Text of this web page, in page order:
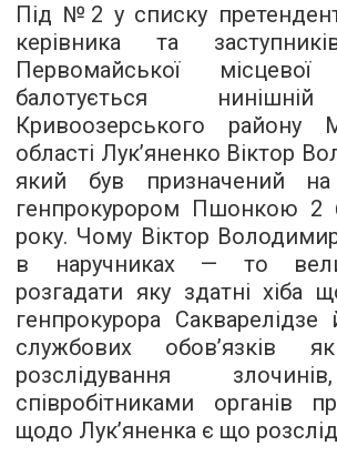
Під №2 у списку
керівника та
Первомайської місцевої
балотується
Кривоозерського району
області Лук’яненко Віктор
який був призначений
генпрокурором Пшонкою 2
року. Чому Віктор
в наручниках — то
розгадати яку здатні хіба
генпрокурора
службових обов’язків
розслідування
співробітниками органів
щодо Лук’яненка є що